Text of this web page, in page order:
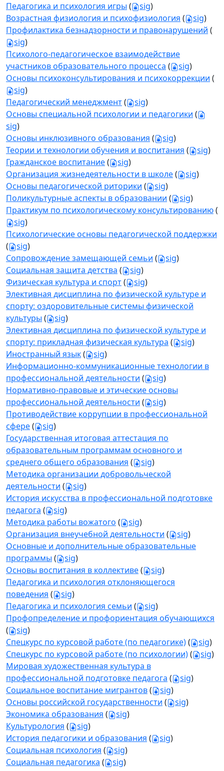
Педагогика и психология игры ( sig)
Возрастная физиология и психофизиология ( sig)
Профилактика безнадзорности и правонарушений (
sig)
Психолого-педагогическое взаимодействие
участников образовательного процесса ( sig)
Основы психоконсультирования и психокоррекции (
sig)
Педагогический менеджмент( sig)
Основы специальной психологии и педагогики (
sig)
Основы инклюзивного образования ( sig)
Теории и технологии обучения и воспитания ( sig)
Гражданское воспитание( sig)
Организация жизнедеятельности в школе( sig)
Основы педагогической риторики ( sig)
Поликультурные аспекты в образовании ( sig)
Практикум по психологическому консультированию(
sig)
Психологические основы педагогической поддержки
(
sig)
Сопровождение замещающей семьи ( sig)
Социальная защита детства ( sig)
Физическая культура и спорт( sig)
Элективная дисциплина по физической культуре и
спорту: оздоровительные системы физической
культуры ( sig)
Элективная дисциплина по физической культуре и
спорту: прикладная физическая культура ( sig)
Иностранный язык( sig)
Информационно-коммуникационные технологии в
профессиональной деятельности ( sig)
Нормативно-правовые и этические основы
профессиональной деятельности ( sig)
Противодействие коррупции в профессиональной
сфере( sig)
Государственная итоговая аттестация по
образовательным программам основного и
среднего общего образования ( sig)
Методика организации добровольческой
деятельности ( sig)
История искусства в профессиональной подготовке
педагога ( sig)
Методика работы вожатого ( sig)
Организация внеучебной деятельности ( sig)
Основные и дополнительные образовательные
программы ( sig)
Основы воспитания в коллективе( sig)
Педагогика и психология отклоняющегося
поведения ( sig)
Педагогика и психология семьи ( sig)
Профопределение и профориентация обучающихся
(
sig)
Спецкурс по курсовой работе (по педагогике)( sig)
Спецкурс по курсовой работе (по психологии)( sig)
Мировая художественная культура в
профессиональной подготовке педагога ( sig)
Социальное воспитание мигрантов( sig)
Основы российской государственности ( sig)
Экономика образования ( sig)
Культурология ( sig)
История педагогики и образования ( sig)
Социальная психология ( sig)
Социальная педагогика ( sig)